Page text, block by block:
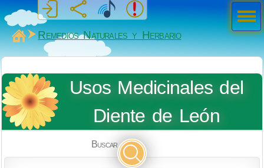
MiSabueso
Remedios Naturales y Herbario
Usos Medicinales del
Diente de León
Buscar
Men
ú